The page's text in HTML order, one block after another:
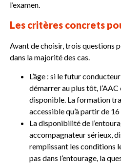
l’examen.
Les critères concrets
Avant de choisir, trois questions
dans la majorité des cas.
L’âge : si le futur
démarrer au plus tôt,
disponible. La formation
accessible qu’à partir de 16
La disponibilité de
accompagnateur sérieux,
remplissant les conditions
pas dans l’entourage, la